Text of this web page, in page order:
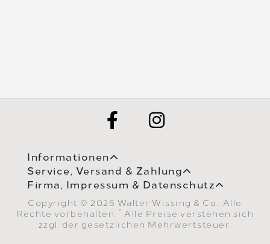
Informationen
Service, Versand & Zahlung
Firma, Impressum & Datenschutz
Copyright © 2026 Walter Wissing & Co.. Alle
Rechte vorbehalten.
* Alle Preise verstehen sich
zzgl. der gesetzlichen Mehrwertsteuer.